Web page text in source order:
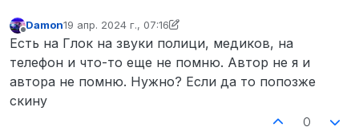
Не в сети
Damon19 апр. 2024 г., 07:16
отредактировано Damon
Есть на Глок на звуки полици, медиков, на
телефон и что-то еще не помню. Автор не я и
автора не помню. Нужно? Если да то попозже
скину
0